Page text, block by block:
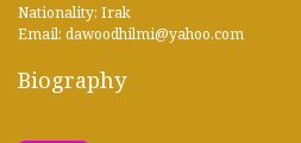
Nationality: Irak
Email: dawoodhilmi@yahoo.com
Biography